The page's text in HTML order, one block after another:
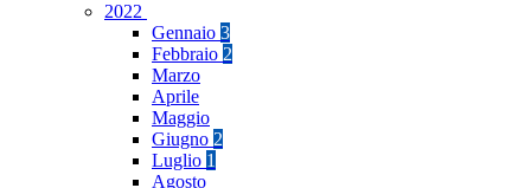
2022
Gennaio 3
Febbraio 2
Marzo
Aprile
Maggio
Giugno 2
Luglio 1
Agosto